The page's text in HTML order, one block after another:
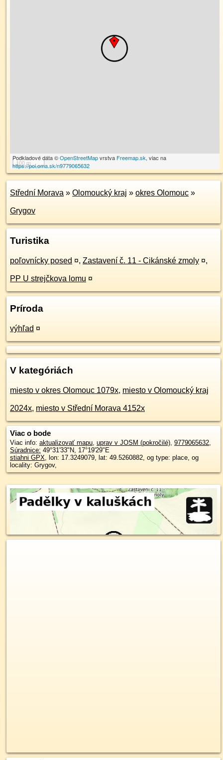
100 m
Podkladové dáta ©OpenStreetMapvrstva Freemap.sk, viac na
https://poi.oma.sk/n9779065632
Střední Morava » Olomoucký kraj » okres Olomouc »
Grygov
Turistika
poľovnícky posed ¤, Zastavení č. 11 - Cikánské zmoly ¤,
PP U strejčkova lomu ¤
Príroda
výhľad ¤
V kategóriách
miesto v okres Olomouc 1079x, miesto v Olomoucký kraj
2024x, miesto v Střední Morava 4152x
Viac o bode
Viac info: aktualizovať mapu, uprav v JOSM (pokročilé), 9779065632,
Súradnice: 49°31'33"N, 17°19'29"E
stiahni GPX, lon: 17.3249079, lat: 49.5260882, og type: place, og
locality: Grygov,